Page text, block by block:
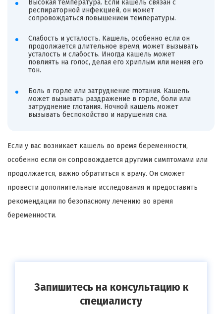
Высокая температура. Если кашель связан с
респираторной инфекцией, он может
сопровождаться повышением температуры.
Слабость и усталость. Кашель, особенно если он
продолжается длительное время, может вызывать
усталость и слабость. Иногда кашель может
повлиять на голос, делая его хриплым или меняя его
тон.
Боль в горле или затруднение глотания. Кашель
может вызывать раздражение в горле, боли или
затруднение глотания. Ночной кашель может
вызывать беспокойство и нарушения сна.
Если у вас возникает кашель во время беременности,
особенно если он сопровождается другими симптомами или
продолжается, важно обратиться к врачу. Он сможет
провести дополнительные исследования и предоставить
рекомендации по безопасному лечению во время
беременности.
Запишитесь на консультацию к
специалисту